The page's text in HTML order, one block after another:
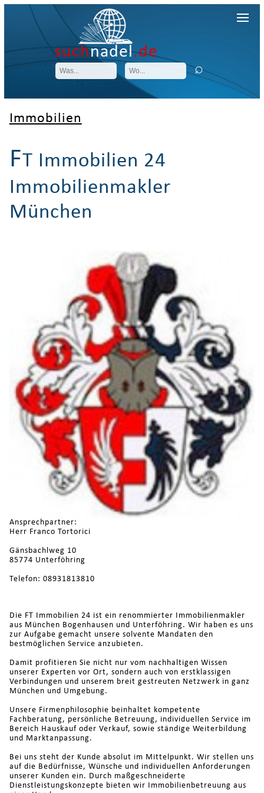
suchnadel.de
Immobilien
FT Immobilien 24
Immobilienmakler
München
Ansprechpartner:
Herr Franco Tortorici
Gänsbachlweg 10
85774 Unterföhring
Telefon: 08931813810
Die FT Immobilien 24 ist ein renommierter Immobilienmakler
aus München Bogenhausen und Unterföhring. Wir haben es uns
zur Aufgabe gemacht unsere solvente Mandaten den
bestmöglichen Service anzubieten.
Damit profitieren Sie nicht nur vom nachhaltigen Wissen
unserer Experten vor Ort, sondern auch von erstklassigen
Verbindungen und unserem breit gestreuten Netzwerk in ganz
München und Umgebung.
Unsere Firmenphilosophie beinhaltet kompetente
Fachberatung, persönliche Betreuung, individuellen Service im
Bereich Hauskauf oder Verkauf, sowie ständige Weiterbildung
und Marktanpassung.
Bei uns steht der Kunde absolut im Mittelpunkt. Wir stellen uns
auf die Bedürfnisse, Wünsche und individuellen Anforderungen
unserer Kunden ein. Durch maßgeschneiderte
Dienstleistungskonzepte bieten wir Immobilienbetreuung aus